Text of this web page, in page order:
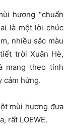
hương “chuẩn
là một lời chúc
nhiều sắc màu
trời Xuân Hè,
mang theo tinh
cảm hứng.
mùi hương đưa
rất LOEWE.